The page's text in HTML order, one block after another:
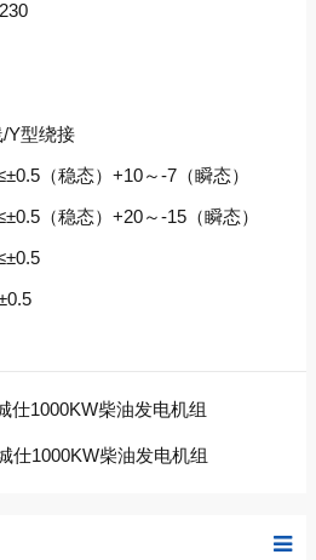
230
Y型绕接
（稳态）+10～-7（瞬态）
（稳态）+20～-15（瞬态）
：≤±0.5
仕1000KW柴油发电机组
仕1000KW柴油发电机组